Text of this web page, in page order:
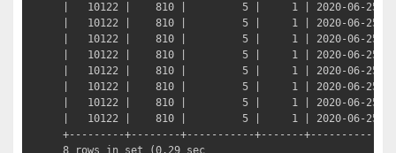
|   10122 |    810 |         5 |     1 | 2020-06-
|   10122 |    810 |         5 |     1 | 2020-06-
|   10122 |    810 |         5 |     1 | 2020-06-
|   10122 |    810 |         5 |     1 | 2020-06-
|   10122 |    810 |         5 |     1 | 2020-06-
|   10122 |    810 |         5 |     1 | 2020-06-
|   10122 |    810 |         5 |     1 | 2020-06-
|   10122 |    810 |         5 |     1 | 2020-06-
+---------+--------+-----------+-------